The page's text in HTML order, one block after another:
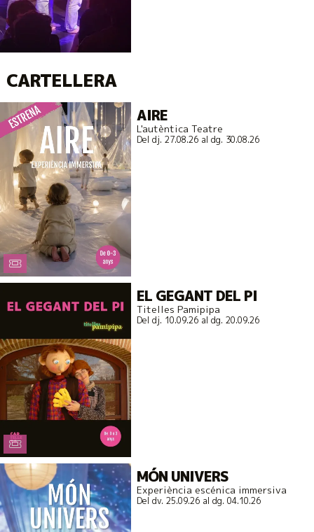
CARTELLERA
AIRE
L'autèntica Teatre
Del dj. 27.08.26al dg. 30.08.26
EL GEGANT DEL PI
Titelles Pamipipa
Del dj. 10.09.26al dg. 20.09.26
MÓN UNIVERS
Experiència escénica immersiva
Del dv. 25.09.26al dg. 04.10.26